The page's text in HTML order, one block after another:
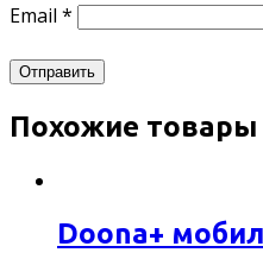
Email *
Похожие товары
Doona+